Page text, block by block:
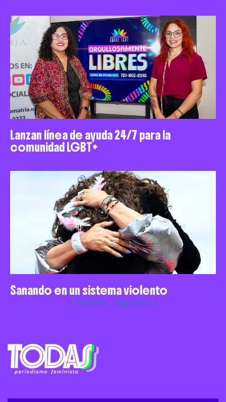
Lanzan línea de ayuda 24/7 para la
comunidad LGBT+
Sanando en un sistema violento
« Anterior Siguiente »